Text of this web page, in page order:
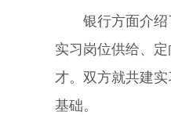
银行方面介
实习岗位供给、
才。双方就共建
基础。